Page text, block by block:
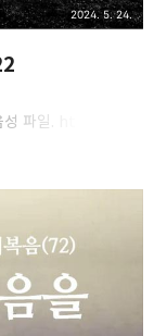
2024. 5. 24.
파일. https://ti